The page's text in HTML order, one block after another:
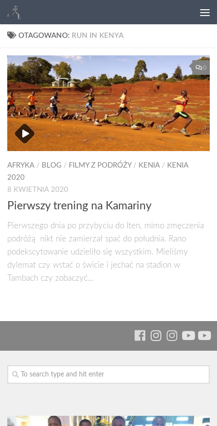
OTAGOWANO: RUN IN KENYA
0
AFRYKA / BLOG / FILMY Z PODRÓŻY/ KENIA / KENIA
2020
8 KWIETNIA 2020
Pierwszy trening na Kamariny
Pierwszego dnia po przybyciu do Iten, mimo zmęczenia
podróżą nikt nie zamierzał spać do południa. Rano
podekscytowanie udzieliło się wszystkim. Mieliśmy
dylemat czy wstać o świcie i jechać na stadion w
Tambach czy zobaczyć...